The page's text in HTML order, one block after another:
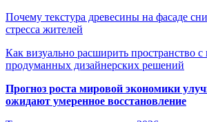
Почему текстура древесины на фасаде
стресса жителей
Как визуально расширить пространство
продуманных дизайнерских решений
Прогноз роста мировой экономики
ожидают умеренное восстановление